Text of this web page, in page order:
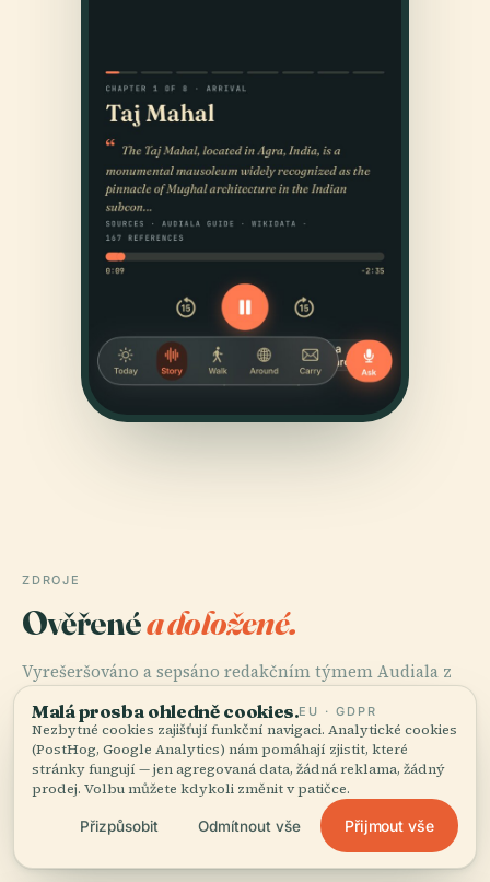
ZDROJE
Ověřenéa doložené.
Vyrešeršováno a sepsáno redakčním týmem Audiala z
historických záznamů, architektonických archivů a
místních znalostí.
Naposledy revidováno: August 2025
Church of the Ascension Belgrade: History, Visiting
Hours, and Visitor Guide, 2020, The Nutshell Times
Malá prosba ohledně cookies.EU · GDPR
Nezbytné cookies zajišťují funkční navigaci. Analytické cookies
(PostHog, Google Analytics) nám pomáhají zjistit, které
stránky fungují — jen agregovaná data, žádná reklama, žádný
prodej. Volbu můžete kdykoli změnit v patičce.
Přizpůsobit Odmítnout vše Přijmout vše